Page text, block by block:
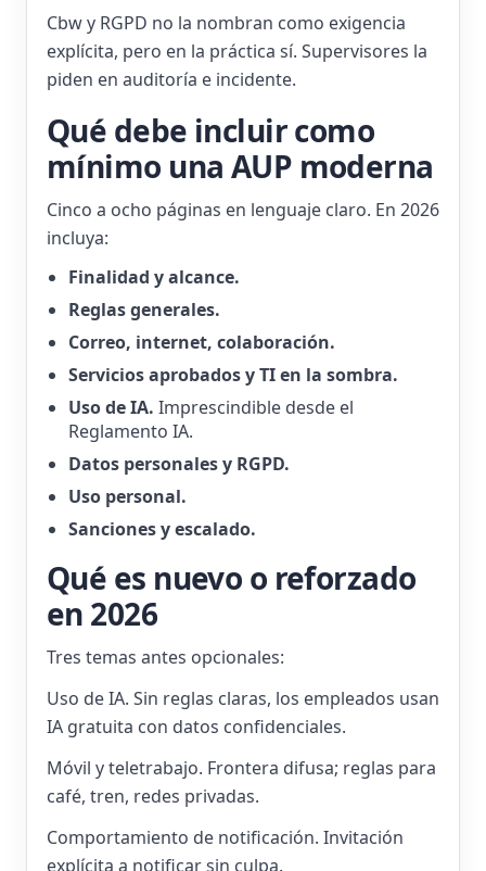
Cbw y RGPD no la nombran como exigencia
explícita, pero en la práctica sí. Supervisores la
piden en auditoría e incidente.
Qué debe incluir como
mínimo una AUP moderna
Cinco a ocho páginas en lenguaje claro. En 2026
incluya:
Finalidad y alcance.
Reglas generales.
Correo, internet, colaboración.
Servicios aprobados y TI en la sombra.
Uso de IA. Imprescindible desde el
Reglamento IA.
Datos personales y RGPD.
Uso personal.
Sanciones y escalado.
Qué es nuevo o reforzado
en 2026
Tres temas antes opcionales:
Uso de IA. Sin reglas claras, los empleados usan
IA gratuita con datos confidenciales.
Móvil y teletrabajo. Frontera difusa; reglas para
café, tren, redes privadas.
Comportamiento de notificación. Invitación
explícita a notificar sin culpa.